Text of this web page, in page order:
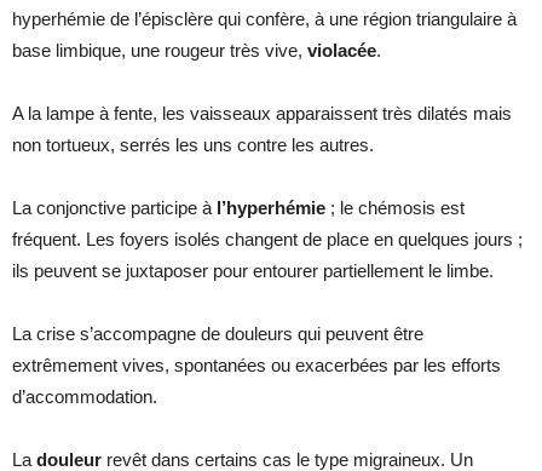
hyperhémie de l’épisclère qui confère, à une région triangulaire à
base limbique, une rougeur très vive, violacée.
A la lampe à fente, les vaisseaux apparaissent très dilatés mais
non tortueux, serrés les uns contre les autres.
La conjonctive participe à l’hyperhémie ; le chémosis est
fréquent. Les foyers isolés changent de place en quelques jours ;
ils peuvent se juxtaposer pour entourer partiellement le limbe.
La crise s’accompagne de douleurs qui peuvent être
extrêmement vives, spontanées ou exacerbées par les efforts
d’accommodation.
La douleur revêt dans certains cas le type migraineux. Un